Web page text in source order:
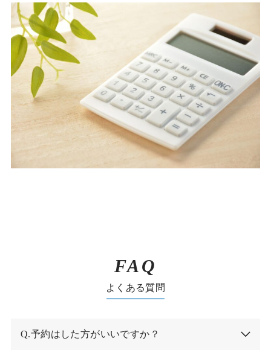
FAQ
よくある質問
Q.予約はした方がいいですか？